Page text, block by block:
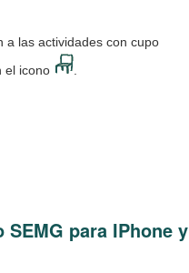
a las actividades con cupo
el icono
para IPhone y